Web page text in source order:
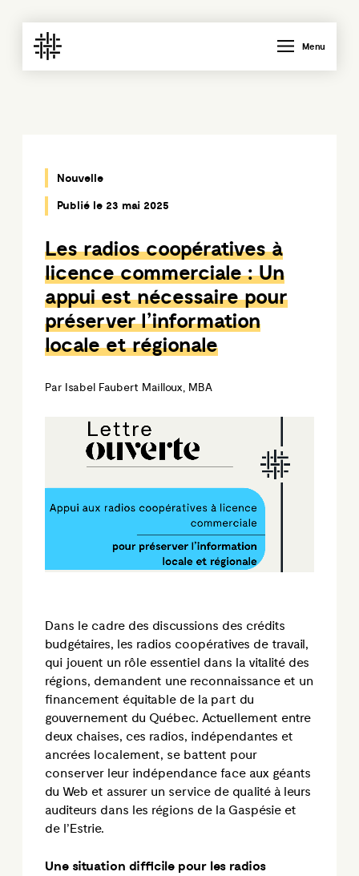
Menu
Nouvelle
Publié le 23 mai 2025
Les radios coopératives à
licence commerciale : Un
appui est nécessaire pour
préserver l’information
locale et régionale
Par Isabel Faubert Mailloux, MBA
Dans le cadre des discussions des crédits
budgétaires, les radios coopératives de travail,
qui jouent un rôle essentiel dans la vitalité des
régions, demandent une reconnaissance et un
financement équitable de la part du
gouvernement du Québec. Actuellement entre
deux chaises, ces radios, indépendantes et
ancrées localement, se battent pour
conserver leur indépendance face aux géants
du Web et assurer un service de qualité à leurs
auditeurs dans les régions de la Gaspésie et
de l’Estrie.
Une situation difficile pour les radios